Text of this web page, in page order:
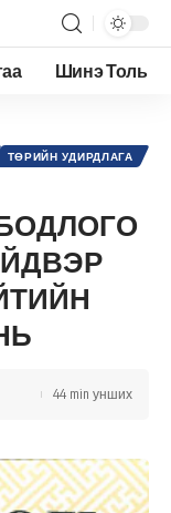
Шинэ Толь
ТӨРИЙН УДИРДЛАГА
44 min унших